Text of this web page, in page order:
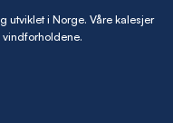
utviklet i Norge. Våre kalesjer